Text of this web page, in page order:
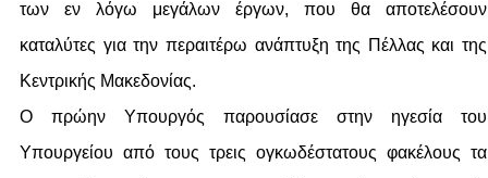
των εν λόγω μεγάλων έργων, που θα αποτελέσουν
καταλύτες για την περαιτέρω ανάπτυξη της Πέλλας και της
Κεντρικής Μακεδονίας.
Ο πρώην Υπουργός παρουσίασε στην ηγεσία του
Υπουργείου από τους τρεις ογκωδέστατους φακέλους τα